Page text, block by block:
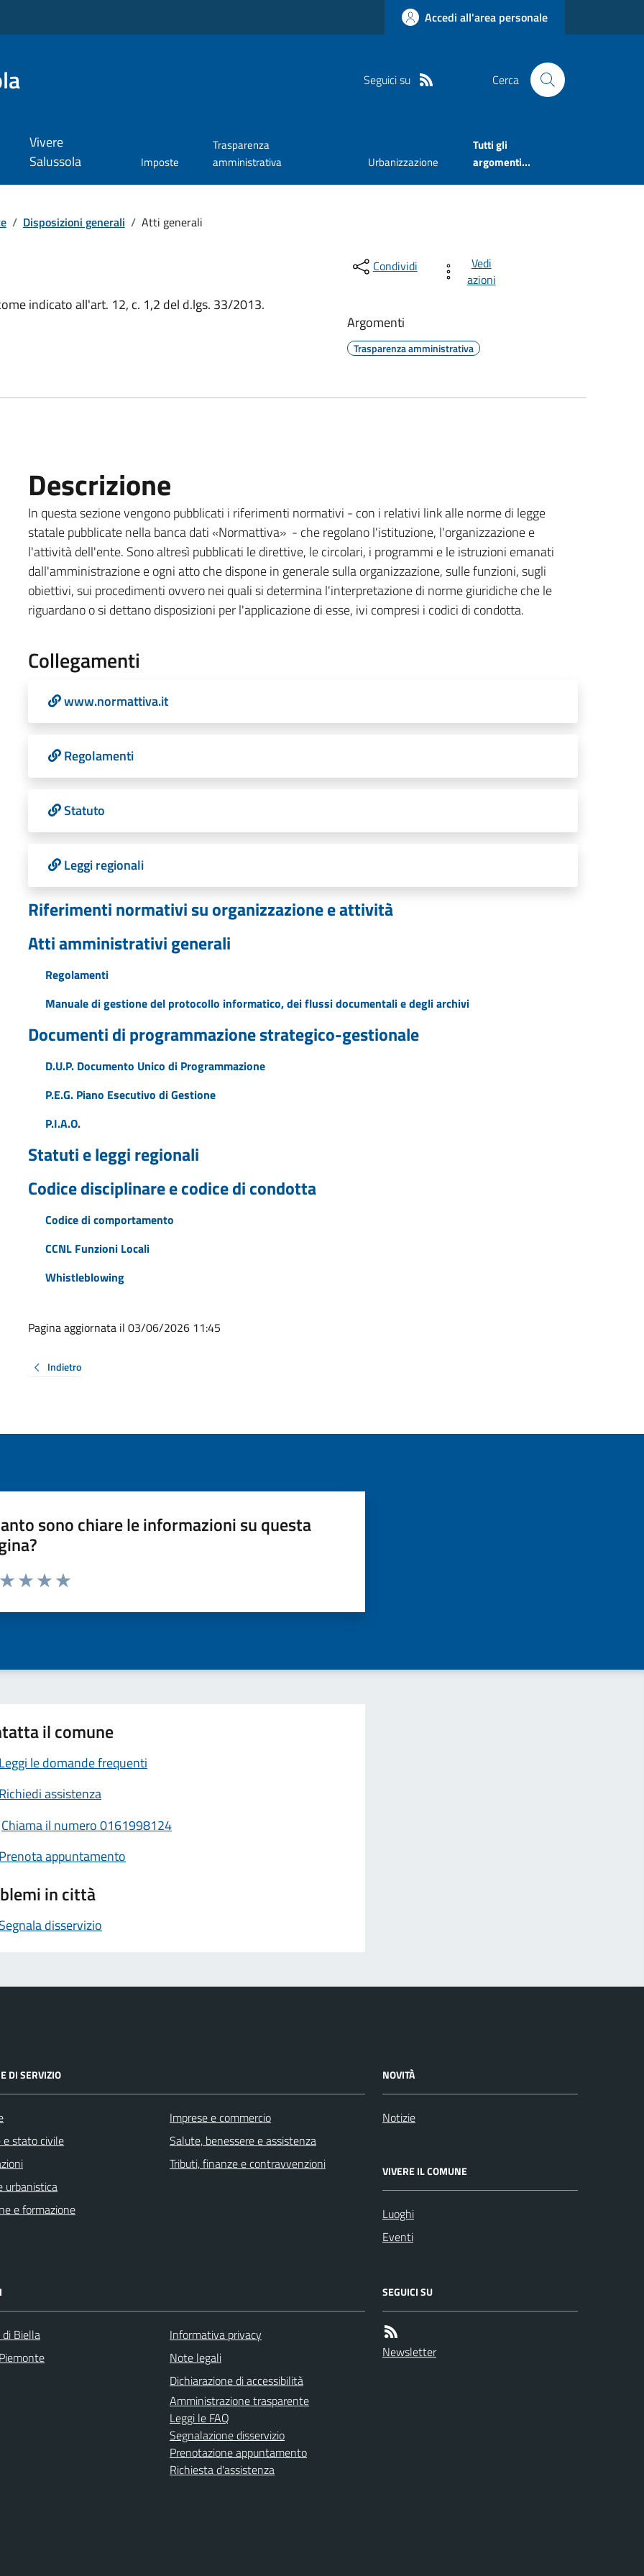
Accedi all'area personale
Seguici su Cerca
Vivere
Salussola
Imposte
Trasparenza
amministrativa
Urbanizzazione
Tutti gli
argomenti...
/ Disposizioni generali / Atti generali
indicato all'art. 12, c. 1,2 del d.lgs. 33/2013.
Condividi
Vedi
azioni
Argomenti
Trasparenza amministrativa
Descrizione
In questa sezione vengono pubblicati i riferimenti normativi - con i relativi link alle norme di legge
statale pubblicate nella banca dati «Normattiva» - che regolano l'istituzione, l'organizzazione e
l'attività dell'ente. Sono altresì pubblicati le direttive, le circolari, i programmi e le istruzioni emanati
dall'amministrazione e ogni atto che dispone in generale sulla organizzazione, sulle funzioni, sugli
obiettivi, sui procedimenti ovvero nei quali si determina l'interpretazione di norme giuridiche che le
riguardano o si dettano disposizioni per l'applicazione di esse, ivi compresi i codici di condotta.
Collegamenti
www.normattiva.it
Regolamenti
Statuto
Leggi regionali
Riferimenti normativi su organizzazione e attività
Atti amministrativi generali
Regolamenti
Manuale di gestione del protocollo informatico, dei flussi documentali e degli archivi
Documenti di programmazione strategico-gestionale
D.U.P. Documento Unico di Programmazione
P.E.G. Piano Esecutivo di Gestione
P.I.A.O.
Statuti e leggi regionali
Codice disciplinare e codice di condotta
Codice di comportamento
CCNL Funzioni Locali
Whistleblowing
Pagina aggiornata il 03/06/2026 11:45
Indietro
sono chiare le informazioni su questa
da 1 a 5 stelle la pagina
il comune
Leggi le domande frequenti
Richiedi assistenza
Chiama il numero 0161998124
Prenota appuntamento
in città
Segnala disservizio
DI SERVIZIO
e stato civile
urbanistica
e formazione
Imprese e commercio
Salute, benessere e assistenza
Tributi, finanze e contravvenzioni
NOVITÀ
Notizie
VIVERE IL COMUNE
Luoghi
Eventi
Biella
Informativa privacy
Note legali
Dichiarazione di accessibilità
Amministrazione trasparente
Leggi le FAQ
Segnalazione disservizio
Prenotazione appuntamento
Richiesta d'assistenza
SEGUICI SU
Newsletter